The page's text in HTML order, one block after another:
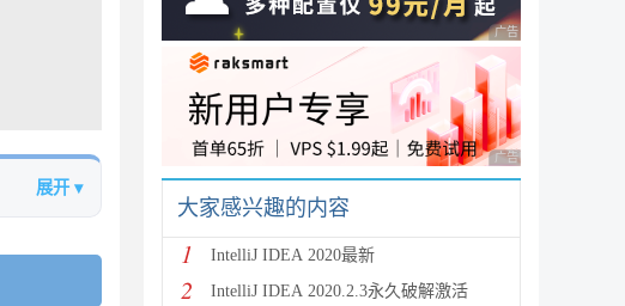
展开 ▾
广告 商业广告，理性
广告 商业广告，理性
大家感兴趣的内容
1 IntelliJ IDEA 2020最新
2 IntelliJ IDEA 2020.2.3永久破解激活